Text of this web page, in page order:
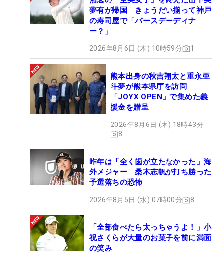
夢有が帰国 きょうだい揃って神戸
の寿司屋で「バースデーディナ
ー？」
2026年8月6日 (木) 10時59分 1
熊本出身の秋吉翔太と重永亜
斗夢が熊本県庁を訪問
「JOYX OPEN」で集めた義
援金を贈呈
2026年8月6日 (木) 18時43分
8
昨年は「全く歯が立たなかった」海
外メジャー 桑木志帆が打ち勝った
予選落ちの恐怖
2026年8月5日 (水) 07時00分 8
「全部食べたら太っちゃうよ！」小
祝さくらが大量のお菓子を前に満面
の笑み